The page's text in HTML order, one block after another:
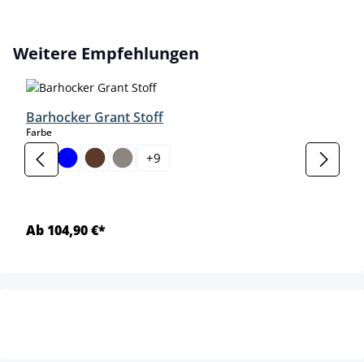
Produktgalerie überspringen
Weitere Empfehlungen
Barhocker Grant Stoff
Farbeauswählen
+9
Ab 104,90 €*